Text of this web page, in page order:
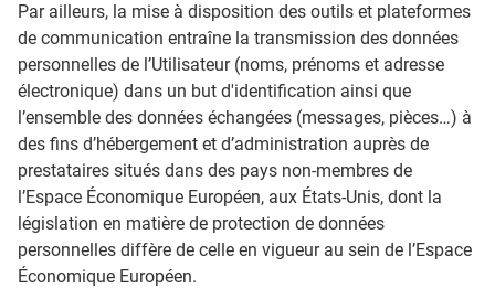
Par ailleurs, la mise à disposition des outils et plateformes
de communication entraîne la transmission des données
personnelles de l’Utilisateur (noms, prénoms et adresse
électronique) dans un but d'identification ainsi que
l’ensemble des données échangées (messages, pièces…) à
des fins d’hébergement et d’administration auprès de
prestataires situés dans des pays non-membres de
l’Espace Économique Européen, aux États-Unis, dont la
législation en matière de protection de données
personnelles diffère de celle en vigueur au sein de l’Espace
Économique Européen.